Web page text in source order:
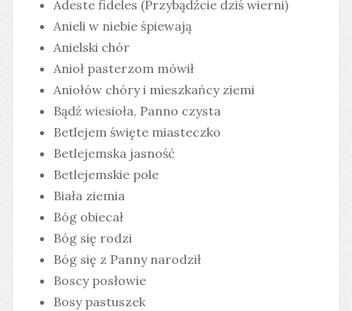
Adeste fideles (Przybądźcie dziś wierni)
Anieli w niebie śpiewają
Anielski chór
Anioł pasterzom mówił
Aniołów chóry i mieszkańcy ziemi
Bądź wiesioła, Panno czysta
Betlejem święte miasteczko
Betlejemska jasność
Betlejemskie pole
Biała ziemia
Bóg obiecał
Bóg się rodzi
Bóg się z Panny narodził
Boscy posłowie
Bosy pastuszek